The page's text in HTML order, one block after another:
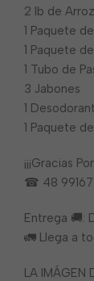
2 lb de
1 Paquete
1 Paquete
1 Tubo de
3 Jabones
1
1 Paquete
¡¡¡Gracias
☎ 48
Entrega 🚚:
🚛 Llega a
LA IMÁGEN